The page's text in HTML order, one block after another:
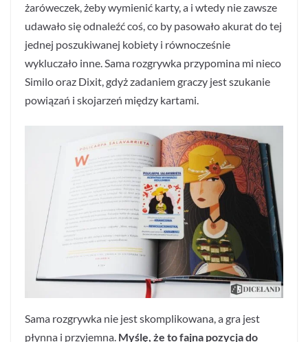
żaróweczek, żeby wymienić karty, a i wtedy nie zawsze
udawało się odnaleźć coś, co by pasowało akurat do tej
jednej poszukiwanej kobiety i równocześnie
wykluczało inne. Sama rozgrywka przypomina mi nieco
Similo oraz Dixit, gdyż zadaniem graczy jest szukanie
powiązań i skojarzeń między kartami.
Sama rozgrywka nie jest skomplikowana, a gra jest
płynna i przyjemna. Myślę, że to fajna pozycja do